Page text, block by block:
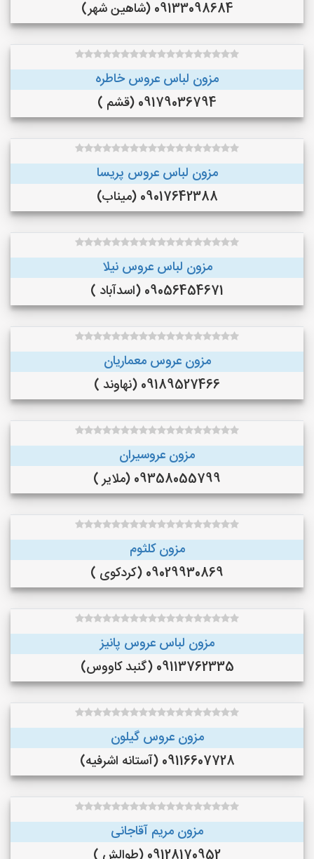
09133098684 (شاهین شهر)
مزون لباس عروس خاطره
09179036794 (قشم )
مزون لباس عروس پریسا
09017642388 (میناب)
مزون لباس عروس نیلا
09056454671 (اسدآباد )
مزون عروس معماریان
09189527466 (نهاوند )
مزون عروسیران
09358055799 (ملایر )
مزون کلثوم
09029930869 (کردکوی )
مزون لباس عروس پانیز
09113762335 (گنبد کاووس)
مزون عروس گیلون
09116607728 (آستانه اشرفیه)
مزون مریم آقاجانی